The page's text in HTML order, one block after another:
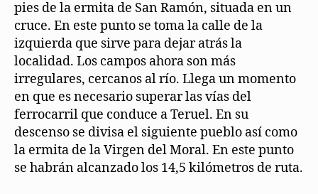
pies de la ermita de San Ramón, situada en un
cruce. En este punto se toma la calle de la
izquierda que sirve para dejar atrás la
localidad. Los campos ahora son más
irregulares, cercanos al río. Llega un momento
en que es necesario superar las vías del
ferrocarril que conduce a Teruel. En su
descenso se divisa el siguiente pueblo así como
la ermita de la Virgen del Moral. En este punto
se habrán alcanzado los 14,5 kilómetros de ruta.